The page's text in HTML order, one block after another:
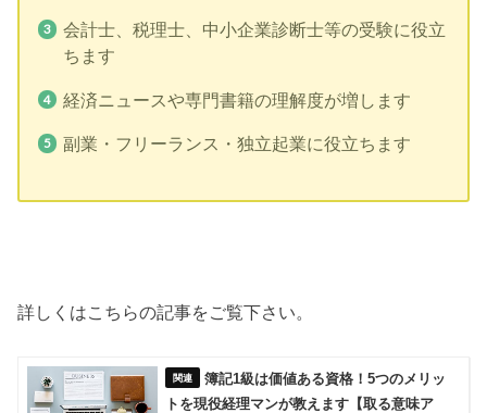
会計士、税理士、中小企業診断士等の受験に役立
ちます
経済ニュースや専門書籍の理解度が増します
副業・フリーランス・独立起業に役立ちます
詳しくはこちらの記事をご覧下さい。
簿記1級は価値ある資格！5つのメリッ
トを現役経理マンが教えます【取る意味ア